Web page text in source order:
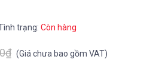
trạng: Còn hàng
(Giá chưa bao gồm VAT)